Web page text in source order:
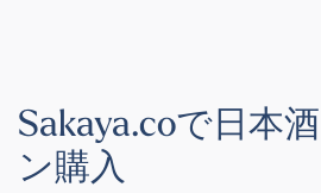
Sakaya.coで日本
ン購入